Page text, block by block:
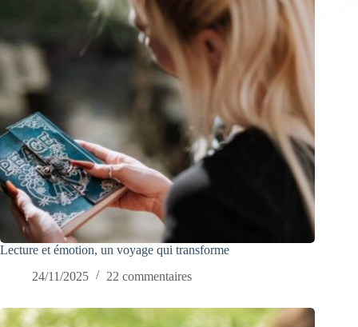
Lecture et émotion, un voyage qui transforme
24/11/2025
22 commentaires